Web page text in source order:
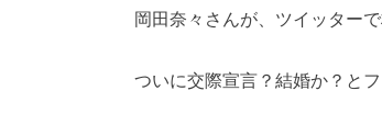
岡田奈々さんが、ツイッター
ついに交際宣言？結婚か？と